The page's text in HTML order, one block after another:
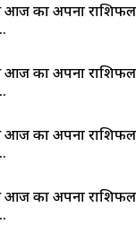
का अपना
का अपना
का अपना
का अपना